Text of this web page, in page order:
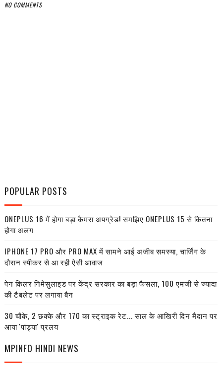
NO COMMENTS
POPULAR POSTS
ONEPLUS 16 में होगा बड़ा कैमरा अपग्रेड! समझिए ONEPLUS 15 से कितना
होगा अलग
IPHONE 17 PRO और PRO MAX में सामने आई अजीब समस्या, चार्जिंग के
दौरान स्पीकर से आ रही ऐसी आवाज
पेन किलर निमेसुलाइड पर केंद्र सरकार का बड़ा फैसला, 100 एमजी से ज्यादा
की टैबलेट पर लगाया बैन
30 चौके, 2 छक्के और 170 का स्ट्राइक रेट... साल के आखिरी दिन मैदान पर
आया 'पांड्या' प्रलय
MPINFO HINDI NEWS